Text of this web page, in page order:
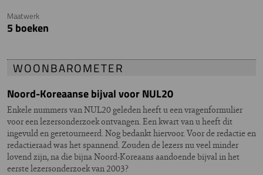
Maatwerk
5 boeken
WOONBAROMETER
Noord-Koreaanse bijval voor NUL20
Enkele nummers van NUL20 geleden heeft u een vragenformulier
voor een lezersonderzoek ontvangen. Een kwart van u heeft dit
ingevuld en geretourneerd. Nog bedankt hiervoor. Voor de redactie en
redactieraad was het spannend. Zouden de lezers nu veel minder
lovend zijn, na die bijna Noord-Koreaans aandoende bijval in het
eerste lezersonderzoek van 2003?